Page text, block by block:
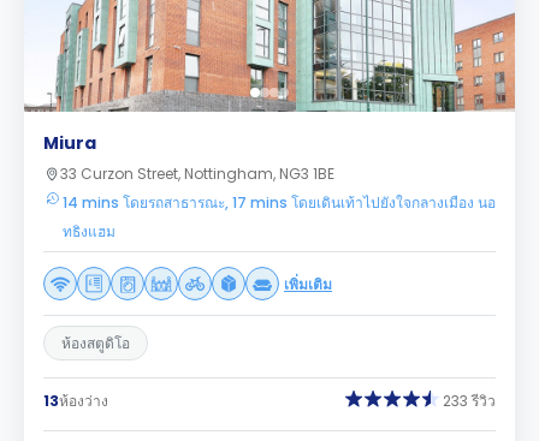
Miura
33 Curzon Street, Nottingham, NG3 1BE
14 mins โดยรถสาธารณะ, 17 mins โดยเดินเท้าไปยังใจกลางเมือง นอ
ทธิงแฮม
เพิ่มเติม
ห้องสตูดิโอ
13ห้องว่าง 233 รีวิว